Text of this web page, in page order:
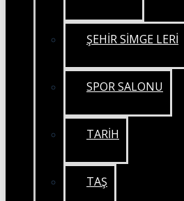
ŞEHİR SİMGE LERİ
SPOR SALONU
TARİH
TAŞ